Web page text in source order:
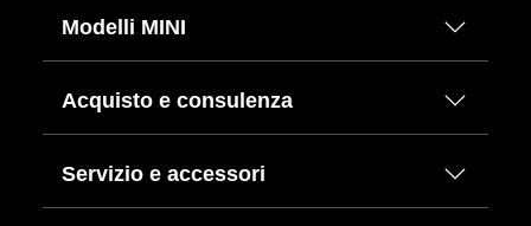
Modelli MINI
Acquisto e consulenza
Servizio e accessori